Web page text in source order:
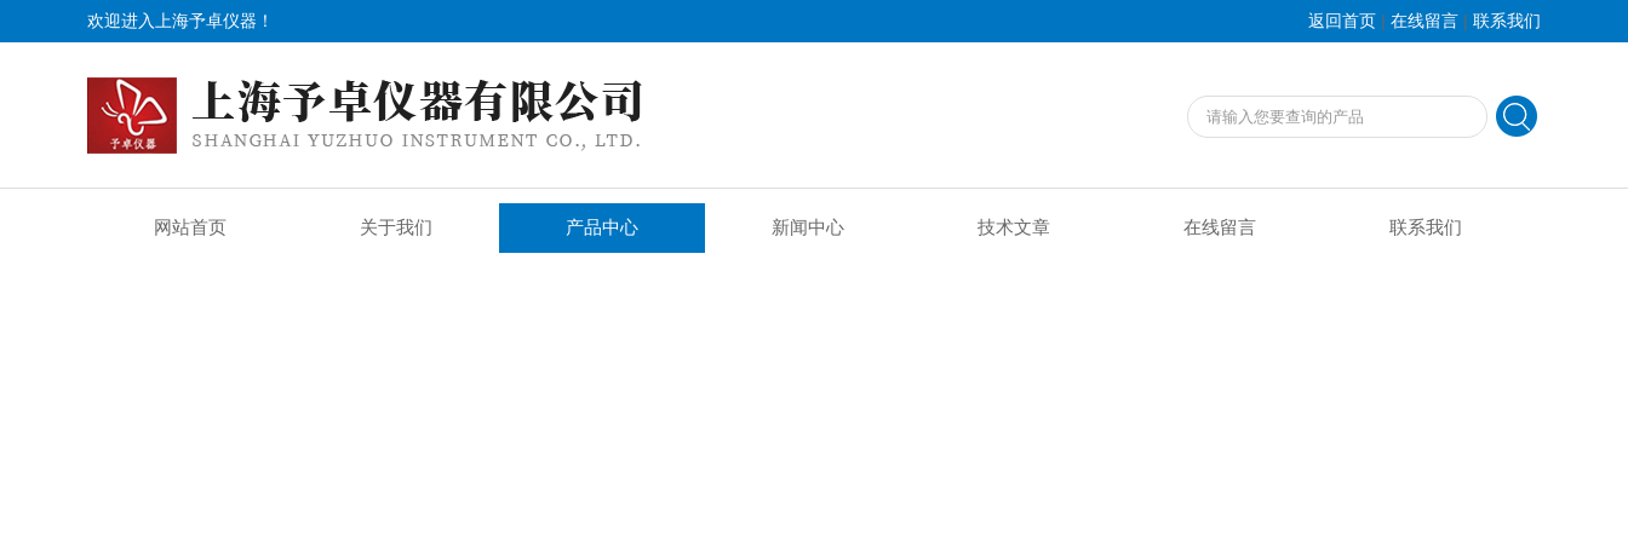
欢迎进入上海予卓仪器！ 返回首页 | 在线留言 | 联系我们
网站首页 关于我们 产品中心 新闻中心 技术文章 在线留言 联系我们